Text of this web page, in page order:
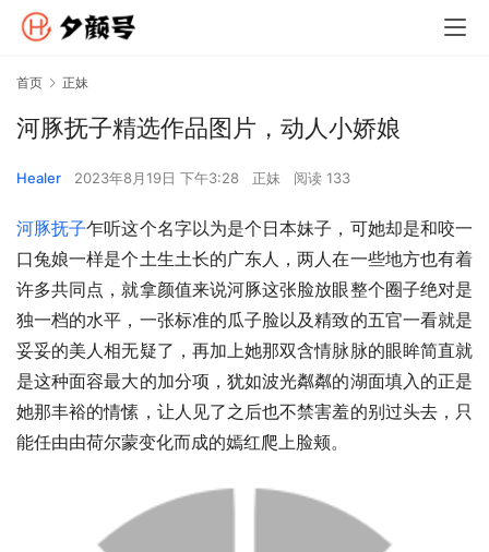
首页 正妹
河豚抚子精选作品图片，动人小娇娘
Healer 2023年8月19日 下午3:28 正妹 阅读 133
河豚抚子乍听这个名字以为是个日本妹子，可她却是和咬一
口兔娘一样是个土生土长的广东人，两人在一些地方也有着
许多共同点，就拿颜值来说河豚这张脸放眼整个圈子绝对是
独一档的水平，一张标准的瓜子脸以及精致的五官一看就是
妥妥的美人相无疑了，再加上她那双含情脉脉的眼眸简直就
是这种面容最大的加分项，犹如波光粼粼的湖面填入的正是
她那丰裕的情愫，让人见了之后也不禁害羞的别过头去，只
能任由由荷尔蒙变化而成的嫣红爬上脸颊。